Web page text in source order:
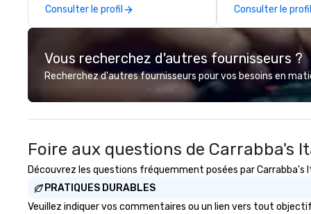
choose from, our 20+ years of
industry experience and
commitment to exceptional
customer service set us apart. We
deliver smart, reliable solutions
experience seamless from start
to finish. We are also a certified
Consulter le profil Consulter le profil
Vous recherchez d'autres fournisseurs ?
Recherchez d'autres fournisseurs pour vos besoins en
Foire aux questions de Carrabba's
Découvrez les questions fréquemment posées par
PRATIQUES DURABLES
Veuillez indiquer vos commentaires ou un lien vers tout